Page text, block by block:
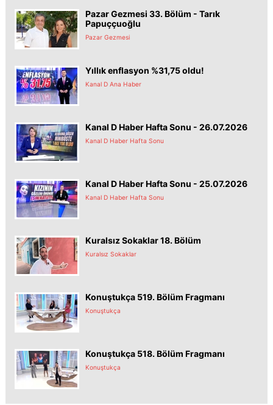
Pazar Gezmesi 33. Bölüm - Tarık
Papuççuoğlu
Pazar Gezmesi
Yıllık enflasyon %31,75 oldu!
Kanal D Ana Haber
Kanal D Haber Hafta Sonu - 26.07.2026
Kanal D Haber Hafta Sonu
Kanal D Haber Hafta Sonu - 25.07.2026
Kanal D Haber Hafta Sonu
Kuralsız Sokaklar 18. Bölüm
Kuralsız Sokaklar
Konuştukça 519. Bölüm Fragmanı
Konuştukça
Konuştukça 518. Bölüm Fragmanı
Konuştukça